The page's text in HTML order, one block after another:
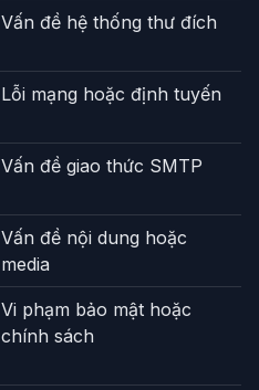
Vấn đề hệ thống thư đích
Lỗi mạng hoặc định tuyến
Vấn đề giao thức SMTP
Vấn đề nội dung hoặc
media
Vi phạm bảo mật hoặc
chính sách